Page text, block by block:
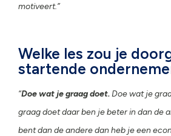
motiveert.”
Welke les zou je
startende
“Doe wat je graag doet.Doe wat je
graag doet daar ben je beter in dan de
bent dan de andere dan heb je een